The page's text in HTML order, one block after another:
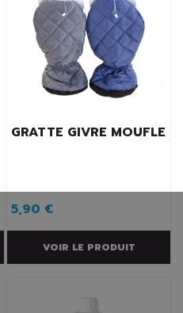
GRATTE GIVRE MOUFLE
5,90 €
VOIR LE PRODUIT